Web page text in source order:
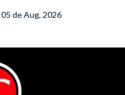
05 de Aug, 2026